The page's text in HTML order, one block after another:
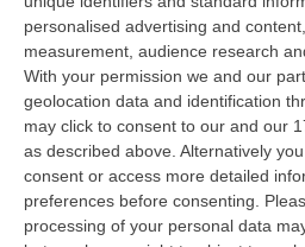
personalised advertising and
measurement, audience research
With your permission we and our
geolocation data and identification
may click to consent to our and our
as described above. Alternatively
consent or access more detailed
preferences before consenting.
processing of your personal data
uomo di 59 anni, gli si è
mostrandogli delle
ha cercato di convincerlo
per andare a casa sua a
film a luci rosse. Il
l’uomo non si è perso
abbassato i pantaloni ed